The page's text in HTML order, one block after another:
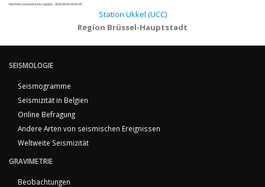
Nächstes automatisches Update : 2026-08-06 06:05:40
Station Ukkel (UCC)
Region Brüssel-Hauptstadt
SEISMOLOGIE
Seismogramme
Seismizität in Belgien
Online Befragung
Andere Arten von seismischen Ereignissen
Weltweite Seismizität
GRAVIMETRIE
Beobachtungen